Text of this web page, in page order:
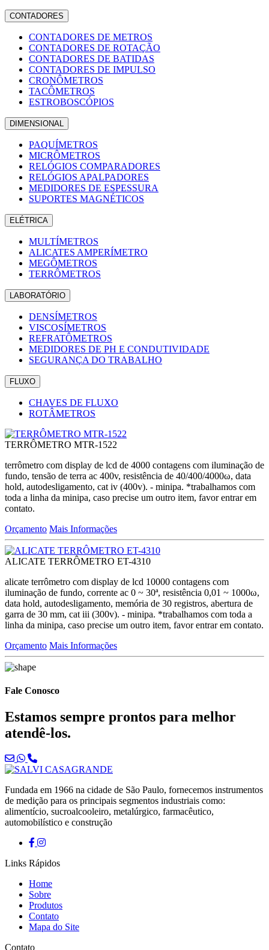
CONTADORES
CONTADORES DE METROS
CONTADORES DE ROTAÇÃO
CONTADORES DE BATIDAS
CONTADORES DE IMPULSO
CRONÔMETROS
TACÔMETROS
ESTROBOSCÓPIOS
DIMENSIONAL
PAQUÍMETROS
MICRÔMETROS
RELÓGIOS COMPARADORES
RELÓGIOS APALPADORES
MEDIDORES DE ESPESSURA
SUPORTES MAGNÉTICOS
ELÉTRICA
MULTÍMETROS
ALICATES AMPERÍMETRO
MEGÔMETROS
TERRÔMETROS
LABORATÓRIO
DENSÍMETROS
VISCOSÍMETROS
REFRATÔMETROS
MEDIDORES DE PH E CONDUTIVIDADE
SEGURANÇA DO TRABALHO
FLUXO
CHAVES DE FLUXO
ROTÂMETROS
TERRÔMETRO MTR-1522
terrômetro com display de lcd de 4000 contagens com iluminação de
fundo, tensão de terra ac 400v, resistência de 40/400/4000ω, data
hold, autodesligamento, cat iv (400v). - minipa. *trabalhamos com
toda a linha da minipa, caso precise um outro item, favor entrar em
contato.
Orçamento Mais Informações
ALICATE TERRÔMETRO ET-4310
alicate terrômetro com display de lcd 10000 contagens com
iluminação de fundo, corrente ac 0 ~ 30ª, resistência 0,01 ~ 1000ω,
data hold, autodesligamento, memória de 30 registros, abertura de
garra de 30 mm, cat iii (300v). - minipa. *trabalhamos com toda a
linha da minipa, caso precise um outro item, favor entrar em contato.
Orçamento Mais Informações
Fale Conosco
Estamos sempre prontos para melhor
atendê-los.
Fundada em 1966 na cidade de São Paulo, fornecemos instrumentos
de medição para os principais segmentos industriais como:
alimentício, sucroalcooleiro, metalúrgico, farmacêutico,
automobilístico e construção
Links Rápidos
Home
Sobre
Produtos
Contato
Mapa do Site
Contato